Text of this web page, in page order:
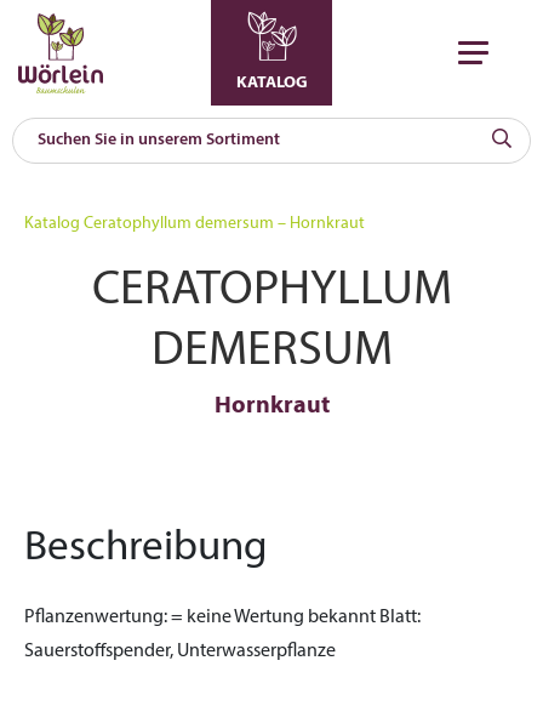
KATALOG
Katalog Ceratophyllum demersum – Hornkraut
CERATOPHYLLUM
DEMERSUM
Hornkraut
Beschreibung
Pflanzenwertung:= keine Wertung bekannt Blatt:
Sauerstoffspender, Unterwasserpflanze